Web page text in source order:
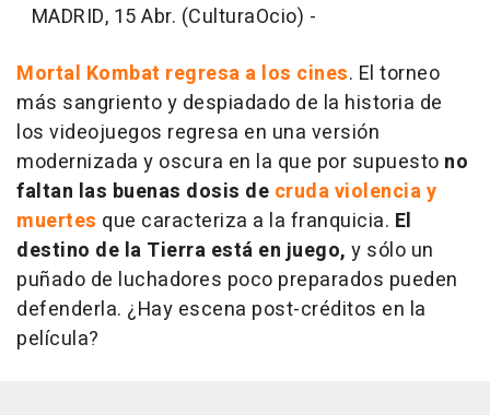
MADRID, 15 Abr. (CulturaOcio) -
Mortal Kombat regresa a los cines. El torneo
más sangriento y despiadado de la historia de
los videojuegos regresa en una versión
modernizada y oscura en la que por supuesto no
faltan las buenas dosis de cruda violencia y
muertes que caracteriza a la franquicia. El
destino de la Tierra está en juego, y sólo un
puñado de luchadores poco preparados pueden
defenderla. ¿Hay escena post-créditos en la
película?